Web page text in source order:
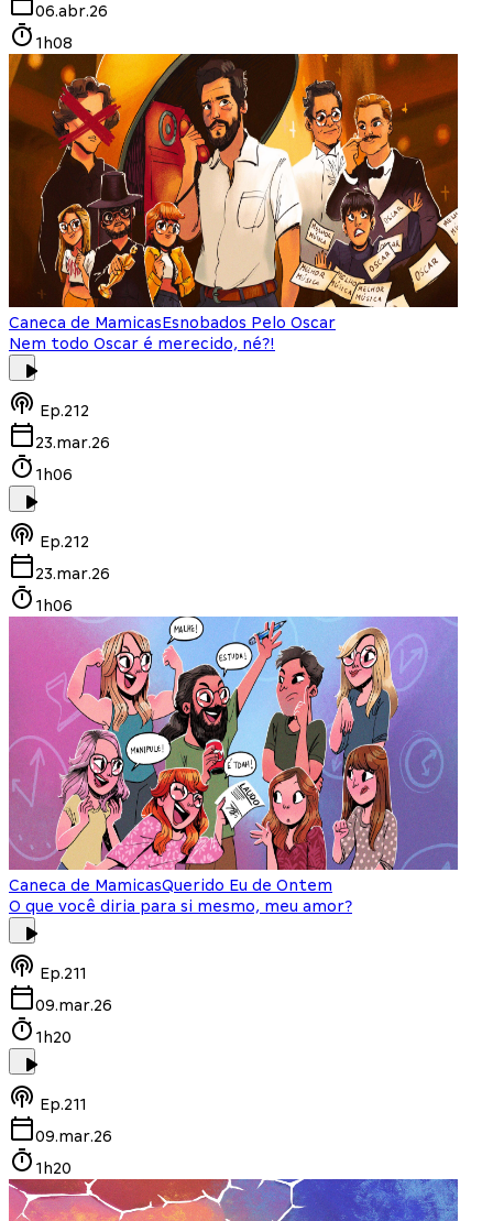
06.abr.26
1h08
Caneca de MamicasEsnobados Pelo Oscar
Nem todo Oscar é merecido, né?!
Ep.212
23.mar.26
1h06
Ep.212
23.mar.26
1h06
Caneca de MamicasQuerido Eu de Ontem
O que você diria para si mesmo, meu amor?
Ep.211
09.mar.26
1h20
Ep.211
09.mar.26
1h20